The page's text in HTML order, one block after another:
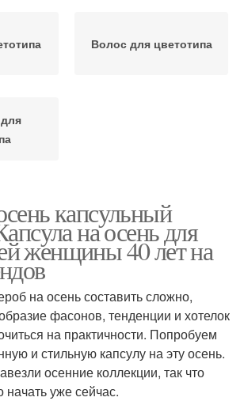
Волос для цветотипа
капсульный
на осень для
женщины 40 лет на
на осень составить сложно,
фасонов, тенденции и хотелок
на практичности. Попробуем
и стильную капсулу на эту осень.
осенние коллекции, так что
начать уже сейчас.